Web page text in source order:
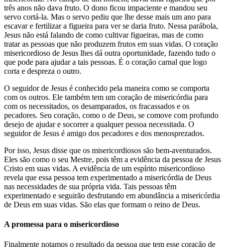
três anos não dava fruto. O dono ficou impaciente e mandou seu
servo cortá-la. Mas o servo pediu que lhe desse mais um ano para
escavar e fertilizar a figueira para ver se daria fruto. Nessa parábola,
Jesus não está falando de como cultivar figueiras, mas de como
tratar as pessoas que não produzem frutos em suas vidas. O coração
misericordioso de Jesus lhes dá outra oportunidade, fazendo tudo o
que pode para ajudar a tais pessoas. É o coração carnal que logo
corta e despreza o outro.
O seguidor de Jesus é conhecido pela maneira como se comporta
com os outros. Ele também tem um coração de misericórdia para
com os necessitados, os desamparados, os fracassados e os
pecadores. Seu coração, como o de Deus, se comove com profundo
desejo de ajudar e socorrer a qualquer pessoa necessitada. O
seguidor de Jesus é amigo dos pecadores e dos menosprezados.
Por isso, Jesus disse que os misericordiosos são bem-aventurados.
Eles são como o seu Mestre, pois têm a evidência da pessoa de Jesus
Cristo em suas vidas. A evidência de um espírito misericordioso
revela que essa pessoa tem experimentado a misericórdia de Deus
nas necessidades de sua própria vida. Tais pessoas têm
experimentado e seguirão desfrutando em abundância a misericórdia
de Deus em suas vidas. São elas que formam o reino de Deus.
A promessa para o misericordioso
Finalmente notamos o resultado da pessoa que tem esse coração de